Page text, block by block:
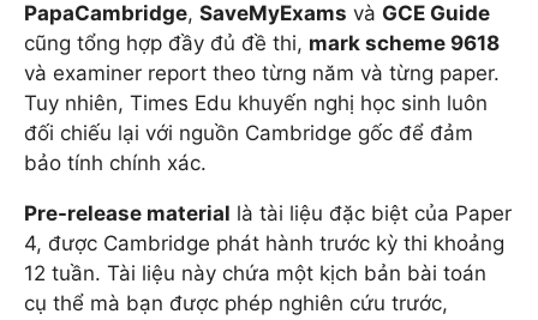
PapaCambridge, SaveMyExams và GCE Guide
cũng tổng hợp đầy đủ đề thi, mark scheme 9618
và examiner report theo từng năm và từng paper.
Tuy nhiên, Times Edu khuyến nghị học sinh luôn
đối chiếu lại với nguồn Cambridge gốc để đảm
bảo tính chính xác.
Pre-release material là tài liệu đặc biệt của Paper
4, được Cambridge phát hành trước kỳ thi khoảng
12 tuần. Tài liệu này chứa một kịch bản bài toán
cụ thể mà bạn được phép nghiên cứu trước,